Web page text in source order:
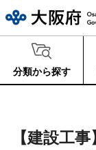
分類から探す
【建設工